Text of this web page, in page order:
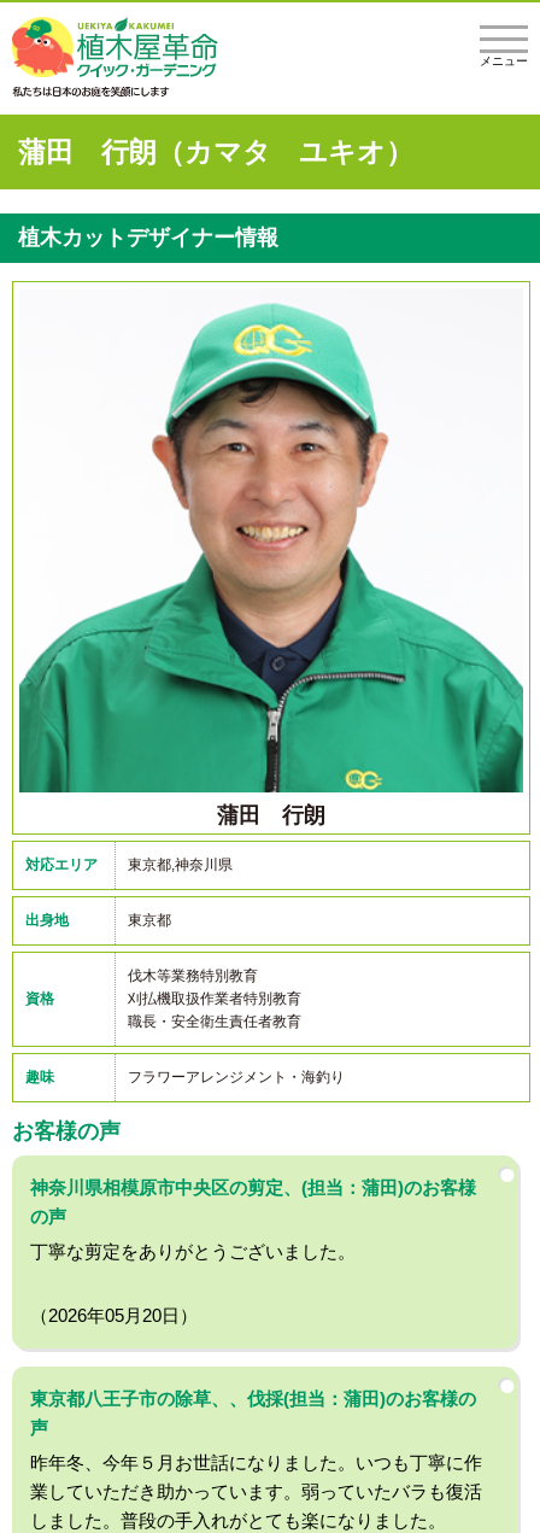
メニュー
蒲田 行朗（カマタ ユキオ）
植木カットデザイナー情報
蒲田 行朗
対応エリア 東京都,神奈川県
出身地 東京都
資格
伐木等業務特別教育
刈払機取扱作業者特別教育
職長・安全衛生責任者教育
趣味 フラワーアレンジメント・海釣り
お客様の声
神奈川県相模原市中央区の剪定、(担当：蒲田)のお客様
の声
丁寧な剪定をありがとうございました。
（2026年05月20日）
東京都八王子市の除草、、伐採(担当：蒲田)のお客様の
声
昨年冬、今年５月お世話になりました。いつも丁寧に作
業していただき助かっています。弱っていたバラも復活
しました。普段の手入れがとても楽になりました。